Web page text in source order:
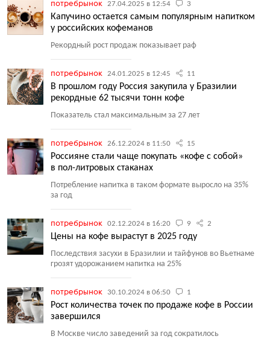
потребрынок 27.04.2025 в 12:54 3
Капучино остается самым популярным напитком
у российских кофеманов
Рекордный рост продаж показывает раф
потребрынок 24.01.2025 в 12:45 11
В прошлом году Россия закупила у Бразилии
рекордные 62 тысячи тонн кофе
Показатель стал максимальным за 27 лет
потребрынок 26.12.2024 в 11:50 15
Россияне стали чаще покупать «кофе с собой»
в пол-литровых стаканах
Потребление напитка в таком формате выросло на 35%
за год
потребрынок 02.12.2024 в 16:20 9 2
Цены на кофе вырастут в 2025 году
Последствия засухи в Бразилии и тайфунов во Вьетнаме
грозят удорожанием напитка на 25%
потребрынок 30.10.2024 в 06:50 1
Рост количества точек по продаже кофе в России
завершился
В Москве число заведений за год сократилось